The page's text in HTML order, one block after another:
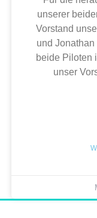
unserer
Vorstand
und
beide Piloten
unser